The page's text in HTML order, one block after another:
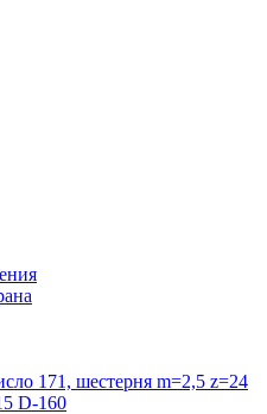
171, шестерня m=2,5 z=24
D-160